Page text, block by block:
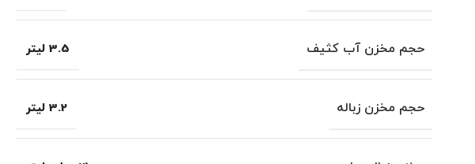
حجم مخزن آب کثیف 3.5 لیتر
حجم مخزن زباله 3.2 لیتر